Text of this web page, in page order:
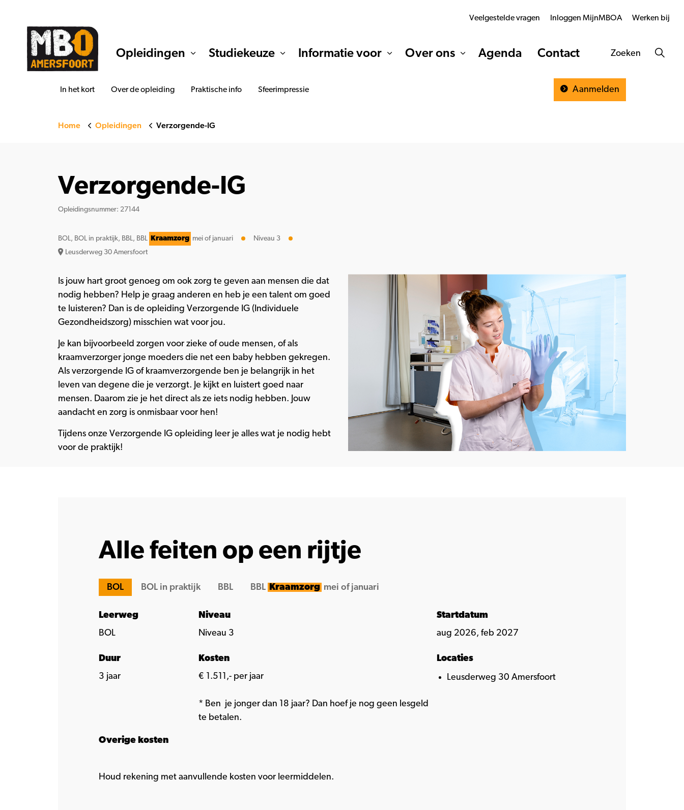
Opleidingen Studiekeuze Informatie voor Over ons Agenda Contact
Veelgestelde vragen Inloggen MijnMBOA Werken bij
Zoeken
In het kort Over de opleiding Praktische info Sfeerimpressie Aanmelden
Home Opleidingen Verzorgende-IG
Verzorgende-IG
Opleidingsnummer: 27144
BOL, BOL in praktijk, BBL, BBL Kraamzorg mei of januari
Niveau 3
Leusderweg 30 Amersfoort
Is jouw hart groot genoeg om ook zorg te geven aan mensen die dat
nodig hebben? Help je graag anderen en heb je een talent om goed
te luisteren? Dan is de opleiding Verzorgende IG (Individuele
Gezondheidszorg) misschien wat voor jou.
Je kan bijvoorbeeld zorgen voor zieke of oude mensen, of als
kraamverzorger jonge moeders die net een baby hebben gekregen.
Als verzorgende IG of kraamverzorgende ben je belangrijk in het
leven van degene die je verzorgt. Je kijkt en luistert goed naar
mensen. Daarom zie je het direct als ze iets nodig hebben. Jouw
aandacht en zorg is onmisbaar voor hen!
Tijdens onze Verzorgende IG opleiding leer je alles wat je nodig hebt
voor de praktijk!
Alle feiten op een rijtje
BOL BOL in praktijk BBL BBL Kraamzorg mei of januari
Leerweg
BOL
Duur
3 jaar
Niveau
Niveau 3
Kosten
€ 1.511,- per jaar
* Ben je jonger dan 18 jaar? Dan hoef je nog geen lesgeld
te betalen.
Startdatum
aug 2026, feb 2027
Locaties
Leusderweg 30 Amersfoort
Overige kosten
Houd rekening met aanvullende kosten voor leermiddelen.